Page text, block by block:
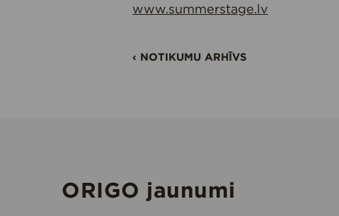
www.summerstage.lv
‹ NOTIKUMU ARHĪVS
ORIGO jaunumi